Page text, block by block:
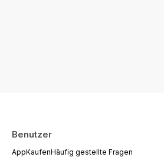
Benutzer
AppKaufenHäufig gestellte Fragen